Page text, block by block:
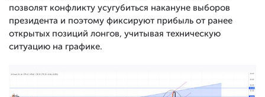
позволят конфликту усугубиться накануне выборов
президента и поэтому фиксируют прибыль от ранее
открытых позиций лонгов, учитывая техническую
ситуацию на графике.